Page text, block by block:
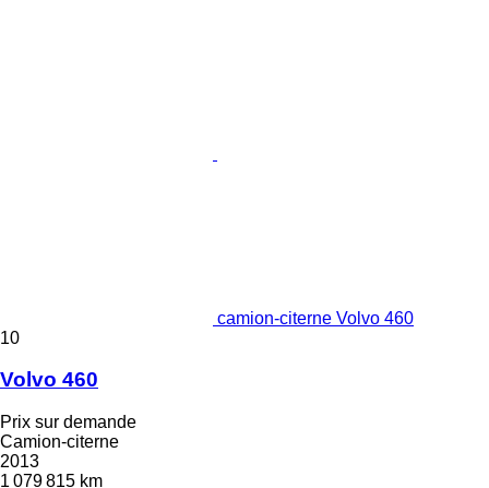
camion-citerne Volvo 460
10
Volvo 460
Prix sur demande
Camion-citerne
2013
1 079 815 km